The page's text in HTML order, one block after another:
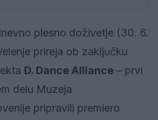
plesno doživetje (30. 6.
prireja ob zaključku
D. Dance Alliance – prvi
delu Muzeja
pripravili premiero